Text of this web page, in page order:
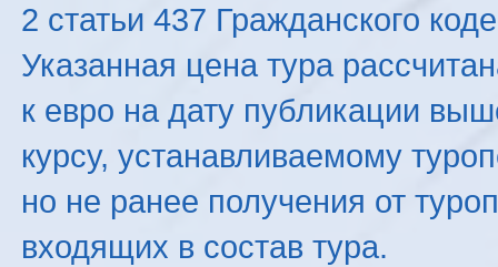
2 статьи 437 Гражданского
Указанная цена тура
к евро на дату публикации
курсу, устанавливаемому
но не ранее получения от
входящих в состав тура.